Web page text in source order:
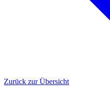
Zurück zur Übersicht